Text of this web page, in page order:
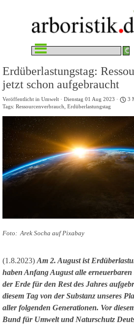
Menü überspringen
Erdüberlastungstag:
jetzt schon aufgebraucht
Veröffentlicht in Umwelt · Dienstag 01 Aug 2023 ·
3
Tags: Ressourcenverbrauch Erdüberlastungstag
Foto: Arek Socha auf Pixabay
(1.8.2023) Am 2. August ist
haben Anfang August alle
der Erde für den Rest des Jahres
diesem Tag von der Substanz unseres
aller folgenden Generationen. Vor
Bund für Umwelt und Naturschutz